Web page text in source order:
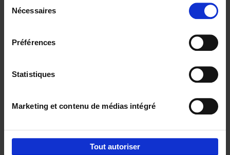
Nécessaires
Préférences
Statistiques
Marketing et contenu de médias intégré
Tout autoriser
Digital marketing like a PRO -
completely revised edition (EN)